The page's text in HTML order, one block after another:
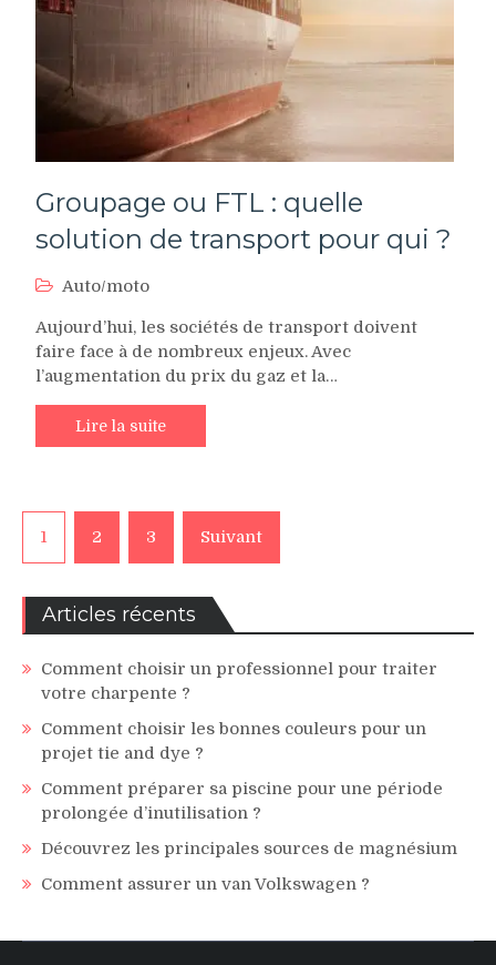
Groupage ou FTL : quelle
solution de transport pour qui ?
Auto/moto
Aujourd’hui, les sociétés de transport doivent
faire face à de nombreux enjeux. Avec
l’augmentation du prix du gaz et la…
Lire la suite
Pagination
des
publications
1 2 3 Suivant
Articles récents
Comment choisir un professionnel pour traiter
votre charpente ?
Comment choisir les bonnes couleurs pour un
projet tie and dye ?
Comment préparer sa piscine pour une période
prolongée d’inutilisation ?
Découvrez les principales sources de magnésium
Comment assurer un van Volkswagen ?